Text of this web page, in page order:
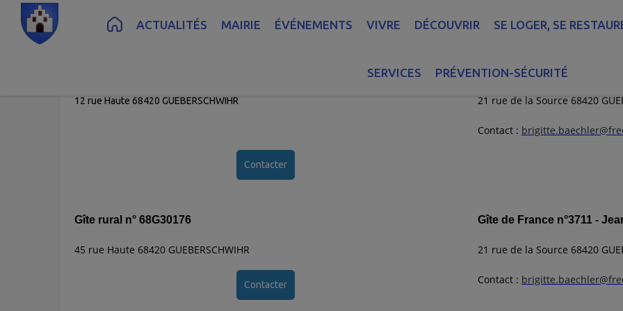
Contenu Menu Recherche Pied de page
ACTUALITÉS MAIRIE ÉVÉNEMENTS VIVRE DÉCOUVRIR SE LOGER, SE
SERVICES PRÉVENTION-SÉCURITÉ
12 rue Haute 68420 GUEBERSCHWIHR
Contacter
Gîte de France n°3709 -
21 rue de la Source 68420
Contact :
Gîte rural n° 68G30176
45 rue Haute 68420 GUEBERSCHWIHR
Contacter
Gîte de France n°3711 -
21 rue de la Source 68420
Contact :